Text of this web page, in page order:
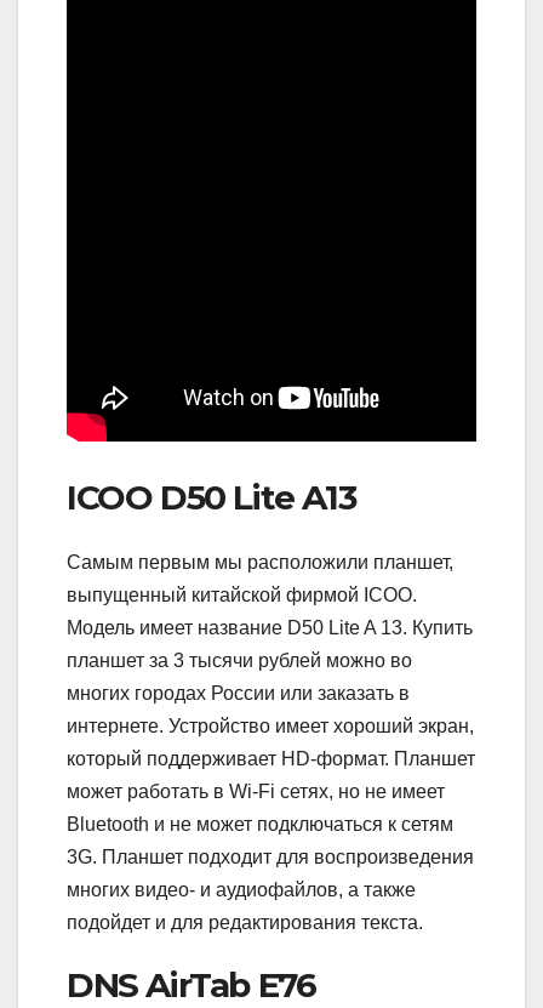
ICOO D50 Lite A13
Самым первым мы расположили планшет,
выпущенный китайской фирмой ICOO.
Модель имеет название D50 Lite A 13. Купить
планшет за 3 тысячи рублей можно во
многих городах России или заказать в
интернете. Устройство имеет хороший экран,
который поддерживает HD-формат. Планшет
может работать в Wi-Fi сетях, но не имеет
Bluetooth и не может подключаться к сетям
3G. Планшет подходит для воспроизведения
многих видео- и аудиофайлов, а также
подойдет и для редактирования текста.
DNS AirTab E76